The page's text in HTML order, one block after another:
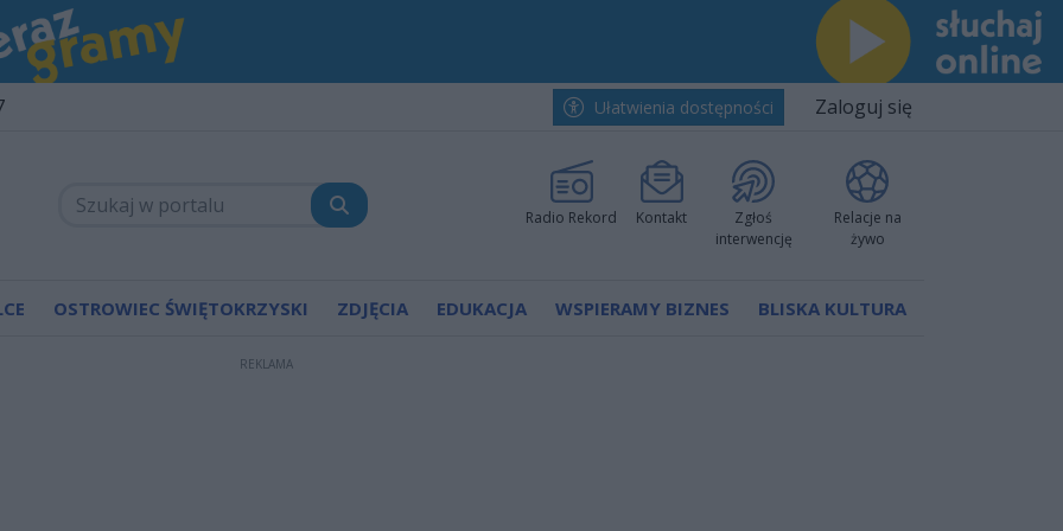
Ułatwienia dostępności Zaloguj się
Radio Rekord Kontakt
Zgłoś
interwencję
Relacje na
żywo
OSTROWIEC ŚWIĘTOKRZYSKI ZDJĘCIA EDUKACJA WSPIERAMY BIZNES BLISKA KULTURA
REKLAMA